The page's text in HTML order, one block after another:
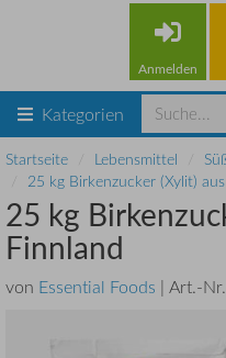
Anmelden
Kategorien
Startseite Lebensmittel
25 kg Birkenzucker (Xylit)
25 kg
Finnland
von Essential Foods | Art.-